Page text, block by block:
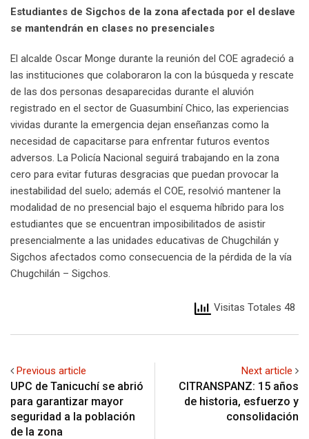
Estudiantes de Sigchos de la zona afectada por el deslave
se mantendrán en clases no presenciales
El alcalde Oscar Monge durante la reunión del COE agradeció a
las instituciones que colaboraron la con la búsqueda y rescate
de las dos personas desaparecidas durante el aluvión
registrado en el sector de Guasumbiní Chico, las experiencias
vividas durante la emergencia dejan enseñanzas como la
necesidad de capacitarse para enfrentar futuros eventos
adversos. La Policía Nacional seguirá trabajando en la zona
cero para evitar futuras desgracias que puedan provocar la
inestabilidad del suelo; además el COE, resolvió mantener la
modalidad de no presencial bajo el esquema híbrido para los
estudiantes que se encuentran imposibilitados de asistir
presencialmente a las unidades educativas de Chugchilán y
Sigchos afectados como consecuencia de la pérdida de la vía
Chugchilán – Sigchos.
Visitas Totales 48
Previous article
UPC de Tanicuchí se abrió
para garantizar mayor
seguridad a la población
de la zona
Next article
CITRANSPANZ: 15 años
de historia, esfuerzo y
consolidación